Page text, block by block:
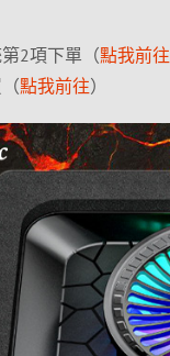
2項下單（點我前往
點我前往）